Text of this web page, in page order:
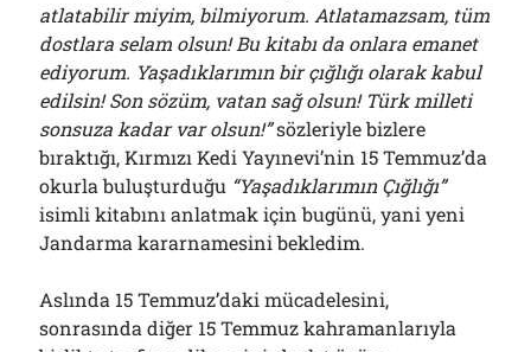
atlatabilir miyim, bilmiyorum. Atlatamazsam, tüm
dostlara selam olsun! Bu kitabı da onlara emanet
ediyorum. Yaşadıklarımın bir çığlığı olarak kabul
edilsin! Son sözüm, vatan sağ olsun! Türk milleti
sonsuza kadar var olsun!”sözleriyle bizlere
bıraktığı, Kırmızı Kedi Yayınevi’nin 15 Temmuz’da
okurla buluşturduğu “Yaşadıklarımın Çığlığı”
isimli kitabını anlatmak için bugünü, yani yeni
Jandarma kararnamesini bekledim.
Aslında 15 Temmuz’daki mücadelesini,
sonrasında diğer 15 Temmuz kahramanlarıyla